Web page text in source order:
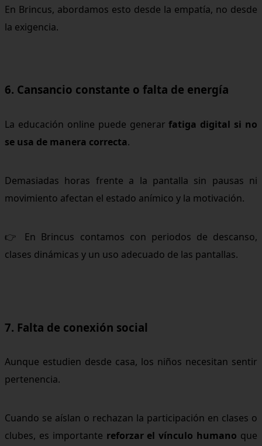
En Brincus, abordamos esto desde la empatía, no desde
la exigencia.
6. Cansancio constante o falta de energía
La educación online puede generarfatiga digital si no
se usa de manera correcta.
Demasiadas horas frente a la pantalla sin pausas ni
movimiento afectan el estado anímico y la motivación.
👉 En Brincus contamos con periodos de descanso,
clases dinámicas y un uso adecuado de las pantallas.
7. Falta de conexión social
Aunque estudien desde casa, los niños necesitan sentir
pertenencia.
Cuando se aíslan o rechazan la participación en clases o
clubes, es importante reforzar el vínculo humano que